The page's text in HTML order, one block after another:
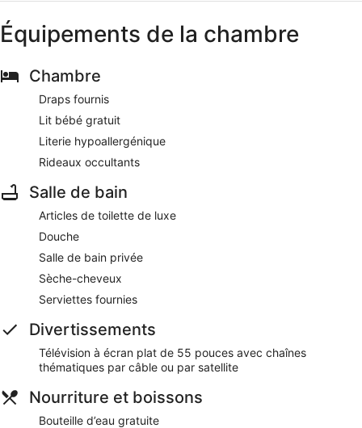
Équipements de la chambre
Chambre
Draps fournis
Lit bébé gratuit
Literie hypoallergénique
Rideaux occultants
Salle de bain
Articles de toilette de luxe
Douche
Salle de bain privée
Sèche-cheveux
Serviettes fournies
Divertissements
Télévision à écran plat de 55 pouces avec chaînes
thématiques par câble ou par satellite
Nourriture et boissons
Bouteille d’eau gratuite